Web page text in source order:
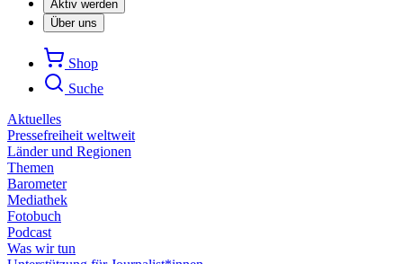
Aktiv werden
Über uns
Shop
Suche
Aktuelles
Pressefreiheit weltweit
Länder und Regionen
Themen
Barometer
Mediathek
Fotobuch
Podcast
Was wir tun